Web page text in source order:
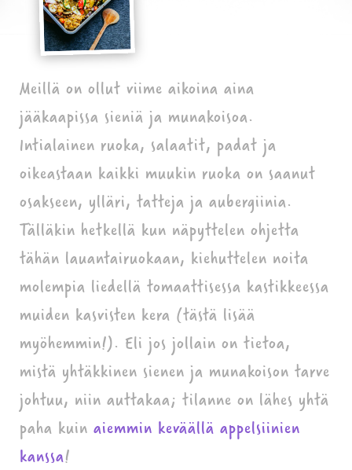
Meillä on ollut viime aikoina aina
jääkaapissa sieniä ja munakoisoa.
Intialainen ruoka, salaatit, padat ja
oikeastaan kaikki muukin ruoka on saanut
osakseen, ylläri, tatteja ja aubergiinia.
Tälläkin hetkellä kun näpyttelen ohjetta
tähän lauantairuokaan, kiehuttelen noita
molempia liedellä tomaattisessa kastikkeessa
muiden kasvisten kera (tästä lisää
myöhemmin!). Eli jos jollain on tietoa,
mistä yhtäkkinen sienen ja munakoison tarve
johtuu, niin auttakaa; tilanne on lähes yhtä
paha kuin aiemmin keväällä appelsiinien
kanssa!